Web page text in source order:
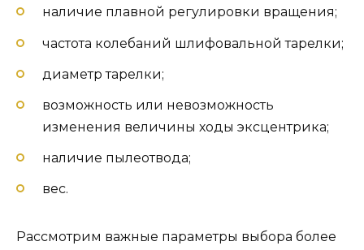
наличие плавной регулировки вращения;
частота колебаний шлифовальной тарелки;
диаметр тарелки;
возможность или невозможность
изменения величины ходы эксцентрика;
наличие пылеотвода;
вес.
Рассмотрим важные параметры выбора более